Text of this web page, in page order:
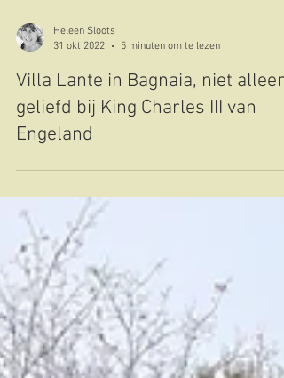
Heleen Sloots
31 okt 2022
5 minuten om te lezen
Villa Lante in Bagnaia, niet alleen
geliefd bij King Charles III van
Engeland